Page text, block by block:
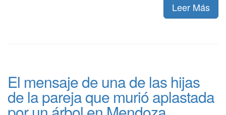
Leer Más
El mensaje de una de las hijas
de la pareja que murió aplastada